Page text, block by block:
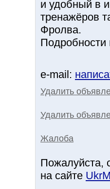
и удобный в
тренажёров
Фролва.
Подробности
e-mail:
Удалить
Удалить
Жалоба
Пожалуйста,
на сайте